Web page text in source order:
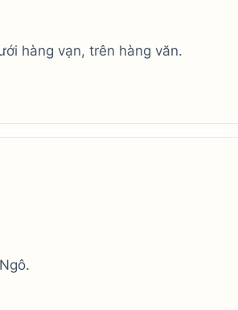
hàng vạn, trên hàng văn.